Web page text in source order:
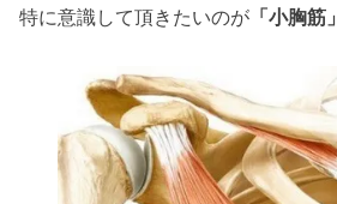
特に意識して頂きたいのが 「小胸筋」